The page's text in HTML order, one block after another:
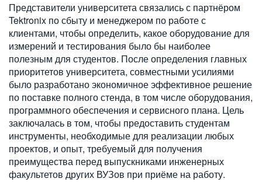
Представители университета связались с партнёром
Tektronix по сбыту и менеджером по работе с
клиентами, чтобы определить, какое оборудование для
измерений и тестирования было бы наиболее
полезным для студентов. После определения главных
приоритетов университета, совместными усилиями
было разработано экономичное эффективное решение
по поставке полного стенда, в том числе оборудования,
программного обеспечения и сервисного плана. Цель
заключалась в том, чтобы предоставить студентам
инструменты, необходимые для реализации любых
проектов, и опыт, требуемый для получения
преимущества перед выпускниками инженерных
факультетов других ВУЗов при приёме на работу.